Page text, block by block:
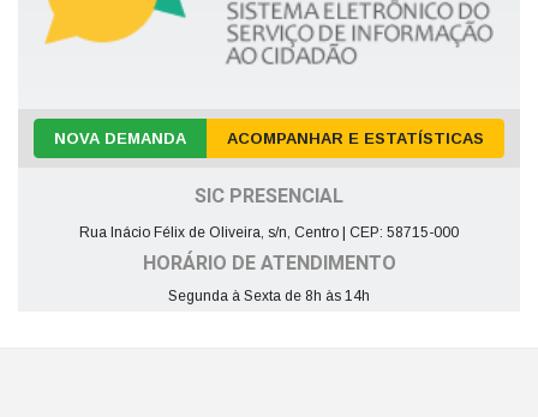
NOVA DEMANDA ACOMPANHAR E ESTATÍSTICAS
SIC PRESENCIAL
Rua Inácio Félix de Oliveira, s/n, Centro | CEP: 58715-000
HORÁRIO DE ATENDIMENTO
Segunda à Sexta de 8h às 14h